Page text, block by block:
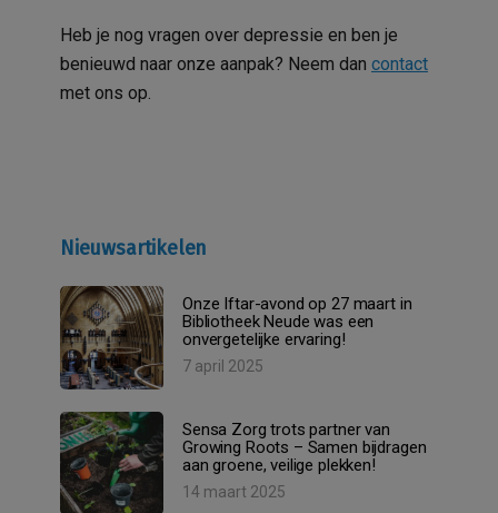
Heb je nog vragen over depressie en ben je
benieuwd naar onze aanpak? Neem dan contact
met ons op.
Nieuwsartikelen
Onze Iftar-avond op 27 maart in
Bibliotheek Neude was een
onvergetelijke ervaring!
7 april 2025
Sensa Zorg trots partner van
Growing Roots – Samen bijdragen
aan groene, veilige plekken!
14 maart 2025